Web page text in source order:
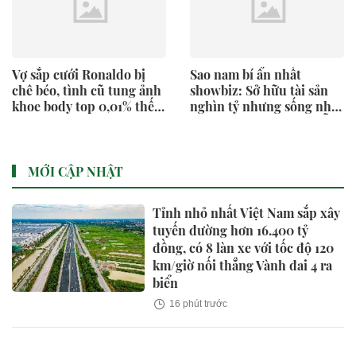
Vợ sắp cưới Ronaldo bị
chê béo, tình cũ tung ảnh
khoe body top 0,01% thế
Sao nam bí ẩn nhất
showbiz: Sở hữu tài sản
nghìn tỷ nhưng sống như
MỚI CẬP NHẬT
Tỉnh nhỏ nhất Việt Nam sắp xây
tuyến đường hơn 16.400 tỷ
đồng, có 8 làn xe với tốc độ 120
km/giờ nối thẳng Vành đai 4 ra
biển
16 phút trước